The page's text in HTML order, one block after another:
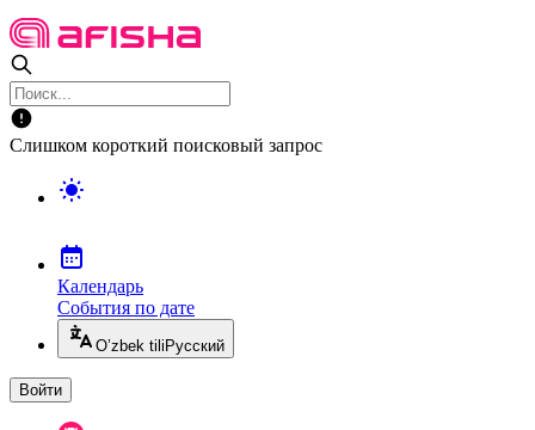
Слишком короткий поисковый запрос
Календарь
События по дате
O’zbek tili Русский
Войти